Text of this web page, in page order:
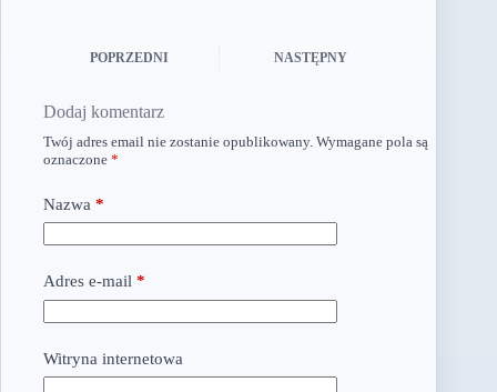
POPRZEDNI NASTĘPNY
Dodaj komentarz
Twój adres email nie zostanie opublikowany. Wymagane pola są
oznaczone *
Nazwa *
Adres e-mail *
Witryna internetowa